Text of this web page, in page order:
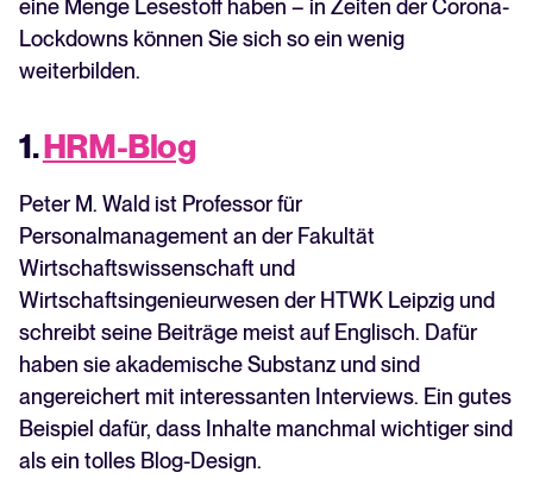
eine Menge Lesestoff haben – in Zeiten der Corona-
Lockdowns können Sie sich so ein wenig
weiterbilden.
1.HRM-Blog
Peter M. Wald ist Professor für
Personalmanagement an der Fakultät
Wirtschaftswissenschaft und
Wirtschaftsingenieurwesen der HTWK Leipzig und
schreibt seine Beiträge meist auf Englisch. Dafür
haben sie akademische Substanz und sind
angereichert mit interessanten Interviews. Ein gutes
Beispiel dafür, dass Inhalte manchmal wichtiger sind
als ein tolles Blog-Design.